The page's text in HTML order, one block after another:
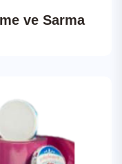
ve Sarma